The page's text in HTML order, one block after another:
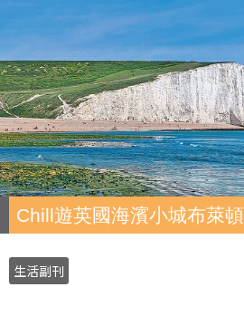
Chill遊英國海濱小城布萊頓
生活副刊